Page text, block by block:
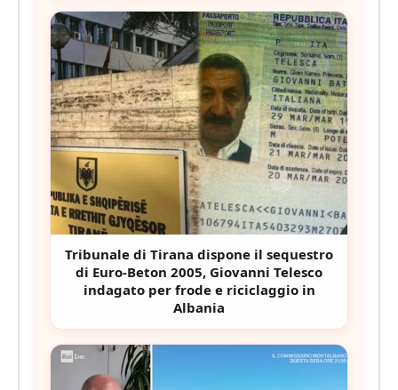
Tribunale di Tirana dispone il sequestro
di Euro-Beton 2005, Giovanni Telesco
indagato per frode e riciclaggio in
Albania